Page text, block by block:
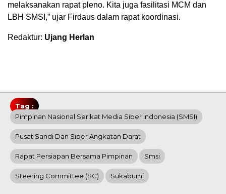
melaksanakan rapat pleno. Kita juga fasilitasi MCM dan
LBH SMSI,” ujar Firdaus dalam rapat koordinasi.
Redaktur: Ujang Herlan
Tag :
Pimpinan Nasional Serikat Media Siber Indonesia (SMSI)
Pusat Sandi Dan Siber Angkatan Darat
Rapat Persiapan Bersama Pimpinan Smsi
Steering Committee (SC) Sukabumi